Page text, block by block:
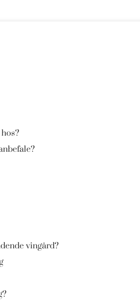
vingård?